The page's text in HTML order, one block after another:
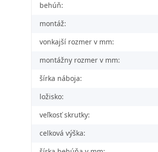
behúň:
montáž:
vonkajší rozmer v mm:
montážny rozmer v mm:
šírka náboja:
ložisko:
veľkosť skrutky:
celková výška: